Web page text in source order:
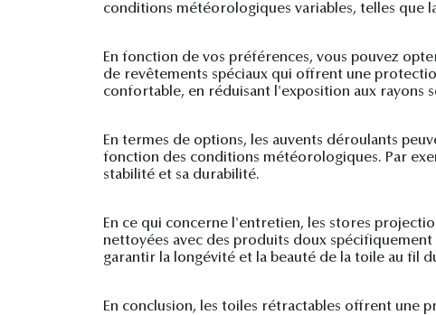
conditions météorologiques variables, telles que
En fonction de vos préférences, vous pouvez
de revêtements spéciaux qui offrent une
confortable, en réduisant l'exposition aux rayons
En termes de options, les auvents déroulants
fonction des conditions météorologiques. Par
stabilité et sa durabilité.
En ce qui concerne l'entretien, les stores
nettoyées avec des produits doux
garantir la longévité et la beauté de la toile au fil
En conclusion, les toiles rétractables offrent une